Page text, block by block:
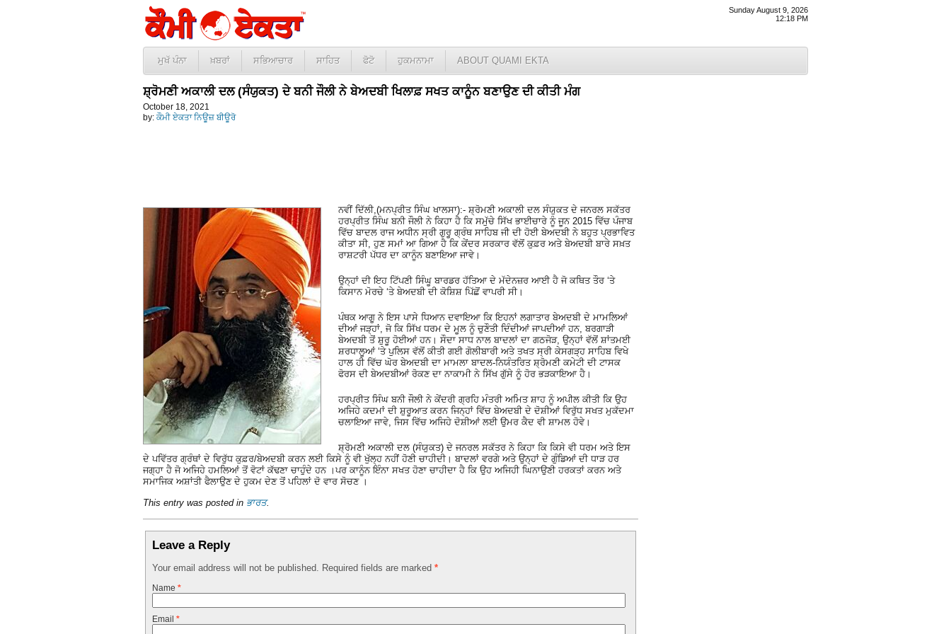
Sunday August 9, 2026
12:18 PM
ਮੁਖੱ ਪੰਨਾ ਖ਼ਬਰਾਂ ਸਭਿਆਚਾਰ ਸਾਹਿਤ ਫੋਟੋ ਹੁਕਮਨਾਮਾ ABOUT QUAMI EKTA
ਸ਼੍ਰੋਮਣੀ ਅਕਾਲੀ ਦਲ (ਸੰਯੁਕਤ) ਦੇ ਬਨੀ ਜੌਲੀ ਨੇ ਬੇਅਦਬੀ ਖਿਲਾਫ਼ ਸਖਤ ਕਾਨੂੰਨ ਬਣਾਉਣ ਦੀ ਕੀਤੀ ਮੰਗ
October 18, 2021
by: ਕੌਮੀ ਏਕਤਾ ਨਿਊਜ਼ ਬੀਊਰੋ
ਨਵੀਂ ਦਿੱਲੀ,(ਮਨਪ੍ਰੀਤ ਸਿੰਘ ਖਾਲਸਾ):- ਸ਼੍ਰੋਮਣੀ ਅਕਾਲੀ ਦਲ ਸੰਯੁਕਤ ਦੇ ਜਨਰਲ ਸਕੱਤਰ
ਹਰਪ੍ਰੀਤ ਸਿੰਘ ਬਨੀ ਜੌਲੀ ਨੇ ਕਿਹਾ ਹੈ ਕਿ ਸਮੁੱਚੇ ਸਿੱਖ ਭਾਈਚਾਰੇ ਨੂੰ ਜੂਨ 2015 ਵਿੱਚ ਪੰਜਾਬ
ਵਿੱਚ ਬਾਦਲ ਰਾਜ ਅਧੀਨ ਸ੍ਰੀ ਗੁਰੂ ਗ੍ਰੰਥ ਸਾਹਿਬ ਜੀ ਦੀ ਹੋਈ ਬੇਅਦਬੀ ਨੇ ਬਹੁਤ ਪ੍ਰਭਾਵਿਤ
ਕੀਤਾ ਸੀ, ਹੁਣ ਸਮਾਂ ਆ ਗਿਆ ਹੈ ਕਿ ਕੇਂਦਰ ਸਰਕਾਰ ਵੱਲੋਂ ਕੁਫ਼ਰ ਅਤੇ ਬੇਅਦਬੀ ਬਾਰੇ ਸਖ਼ਤ
ਰਾਸ਼ਟਰੀ ਪੱਧਰ ਦਾ ਕਾਨੂੰਨ ਬਣਾਇਆ ਜਾਵੇ।
ਉਨ੍ਹਾਂ ਦੀ ਇਹ ਟਿੱਪਣੀ ਸਿੰਘੂ ਬਾਰਡਰ ਹੱਤਿਆ ਦੇ ਮੱਦੇਨਜ਼ਰ ਆਈ ਹੈ ਜੋ ਕਥਿਤ ਤੌਰ ‘ਤੇ
ਕਿਸਾਨ ਮੋਰਚੇ ‘ਤੇ ਬੇਅਦਬੀ ਦੀ ਕੋਸ਼ਿਸ਼ ਪਿੱਛੋਂ ਵਾਪਰੀ ਸੀ।
ਪੰਥਕ ਆਗੂ ਨੇ ਇਸ ਪਾਸੇ ਧਿਆਨ ਦਵਾਇਆ ਕਿ ਇਹਨਾਂ ਲਗਾਤਾਰ ਬੇਅਦਬੀ ਦੇ ਮਾਮਲਿਆਂ
ਦੀਆਂ ਜੜ੍ਹਾਂ, ਜੋ ਕਿ ਸਿੱਖ ਧਰਮ ਦੇ ਮੂਲ ਨੂੰ ਚੁਣੌਤੀ ਦਿੰਦੀਆਂ ਜਾਪਦੀਆਂ ਹਨ, ਬਰਗਾੜੀ
ਬੇਅਦਬੀ ਤੋਂ ਸ਼ੁਰੂ ਹੋਈਆਂ ਹਨ। ਸੌਦਾ ਸਾਧ ਨਾਲ ਬਾਦਲਾਂ ਦਾ ਗਠਜੋੜ, ਉਨ੍ਹਾਂ ਵੱਲੋਂ ਸ਼ਾਂਤਮਈ
ਸ਼ਰਧਾਲੂਆਂ ‘ਤੇ ਪੁਲਿਸ ਵੱਲੋਂ ਕੀਤੀ ਗਈ ਗੋਲੀਬਾਰੀ ਅਤੇ ਤਖਤ ਸ੍ਰੀ ਕੇਸਗੜ੍ਹ ਸਾਹਿਬ ਵਿਖੇ
ਹਾਲ ਹੀ ਵਿੱਚ ਘੋਰ ਬੇਅਦਬੀ ਦਾ ਮਾਮਲਾ ਬਾਦਲ-ਨਿਯੰਤਰਿਤ ਸ਼੍ਰੋਮਣੀ ਕਮੇਟੀ ਦੀ ਟਾਸਕ
ਫੋਰਸ ਦੀ ਬੇਅਦਬੀਆਂ ਰੋਕਣ ਦਾ ਨਾਕਾਮੀ ਨੇ ਸਿੱਖ ਗੁੱਸੇ ਨੂੰ ਹੋਰ ਭੜਕਾਇਆ ਹੈ।
ਹਰਪ੍ਰੀਤ ਸਿੰਘ ਬਨੀ ਜੌਲੀ ਨੇ ਕੇਂਦਰੀ ਗ੍ਰਹਿ ਮੰਤਰੀ ਅਮਿਤ ਸ਼ਾਹ ਨੂੰ ਅਪੀਲ ਕੀਤੀ ਕਿ ਉਹ
ਅਜਿਹੇ ਕਦਮਾਂ ਦੀ ਸ਼ੁਰੂਆਤ ਕਰਨ ਜਿਨ੍ਹਾਂ ਵਿੱਚ ਬੇਅਦਬੀ ਦੇ ਦੋਸ਼ੀਆਂ ਵਿਰੁੱਧ ਸਖਤ ਮੁਕੱਦਮਾ
ਚਲਾਇਆ ਜਾਵੇ, ਜਿਸ ਵਿੱਚ ਅਜਿਹੇ ਦੋਸ਼ੀਆਂ ਲਈ ਉਮਰ ਕੈਦ ਵੀ ਸ਼ਾਮਲ ਹੋਵੇ।
ਸ਼੍ਰੋਮਣੀ ਅਕਾਲੀ ਦਲ (ਸੰਯੁਕਤ) ਦੇ ਜਨਰਲ ਸਕੱਤਰ ਨੇ ਕਿਹਾ ਕਿ ਕਿਸੇ ਵੀ ਧਰਮ ਅਤੇ ਇਸ
ਦੇ ਪਵਿੱਤਰ ਗ੍ਰੰਥਾਂ ਦੇ ਵਿਰੁੱਧ ਕੁਫ਼ਰ/ਬੇਅਦਬੀ ਕਰਨ ਲਈ ਕਿਸੇ ਨੂੰ ਵੀ ਖੁੱਲ੍ਹ ਨਹੀਂ ਹੋਣੀ ਚਾਹੀਦੀ। ਬਾਦਲਾਂ ਵਰਗੇ ਅਤੇ ਉਨ੍ਹਾਂ ਦੇ ਗੁੰਡਿਆਂ ਦੀ ਧਾੜ ਹਰ
ਜਗ੍ਹਾ ਹੈ ਜੋ ਅਜਿਹੇ ਹਮਲਿਆਂ ਤੋਂ ਵੋਟਾਂ ਕੱਢਣਾ ਚਾਹੁੰਦੇ ਹਨ ।ਪਰ ਕਾਨੂੰਨ ਇੰਨਾ ਸਖਤ ਹੋਣਾ ਚਾਹੀਦਾ ਹੈ ਕਿ ਉਹ ਅਜਿਹੀ ਘਿਨਾਉਣੀ ਹਰਕਤਾਂ ਕਰਨ ਅਤੇ
ਸਮਾਜਿਕ ਅਸ਼ਾਂਤੀ ਫੈਲਾਉਣ ਦੇ ਹੁਕਮ ਦੇਣ ਤੋਂ ਪਹਿਲਾਂ ਦੋ ਵਾਰ ਸੋਚਣ ।
This entry was posted in ਭਾਰਤ.
Leave a Reply
Your email address will not be published. Required fields are marked *
Name *
Email *